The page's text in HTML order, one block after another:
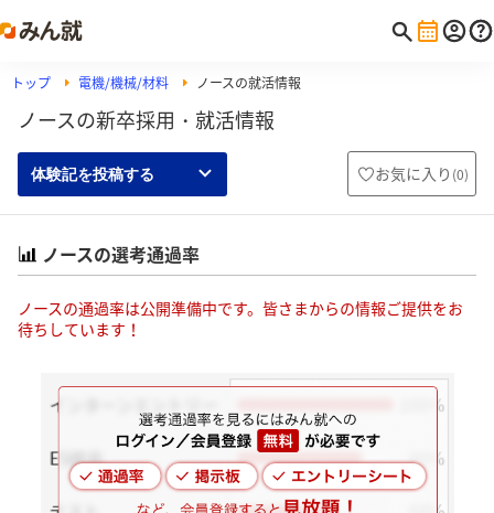
トップ 電機/機械/材料 ノースの就活情報
ノースの新卒採用・就活情報
体験記を投稿する お気に入り (0)
ノースの選考通過率
ノースの通過率は公開準備中です。皆さまからの情報ご提供をお
待ちしています！